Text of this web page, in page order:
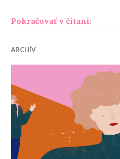
Pokračovať v čítaní:„S
ARCHÍV